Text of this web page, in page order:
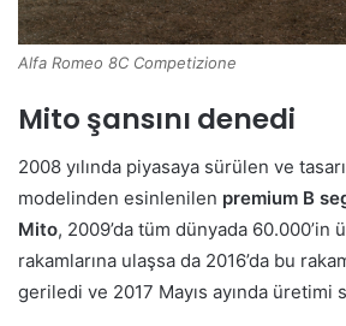
Alfa Romeo 8C Competizione
Mito şansını denedi
2008 yılında piyasaya sürülen ve
modelinden esinlenilen premium B
Mito, 2009’da tüm dünyada 60.000’in
rakamlarına ulaşsa da 2016’da bu
geriledi ve 2017 Mayıs ayında üretimi